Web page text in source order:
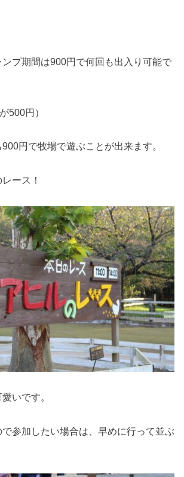
プ期間は900円で何回も出入り可能で
500円）
円で牧場で遊ぶことが出来ます。
ース！
いです。
参加したい場合は、早めに行って並ぶ